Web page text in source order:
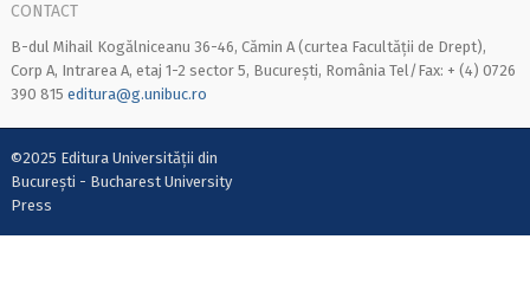
CONTACT
B-dul Mihail Kogălniceanu 36-46, Cămin A (curtea Facultății de Drept),
Corp A, Intrarea A, etaj 1-2 sector 5, București, România Tel/Fax: + (4) 0726
390 815 editura@g.unibuc.ro
©2025 Editura Universității din
București - Bucharest University
Press